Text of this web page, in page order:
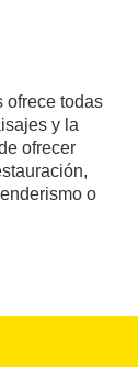
ofrece todas
y la
ofrecer
o